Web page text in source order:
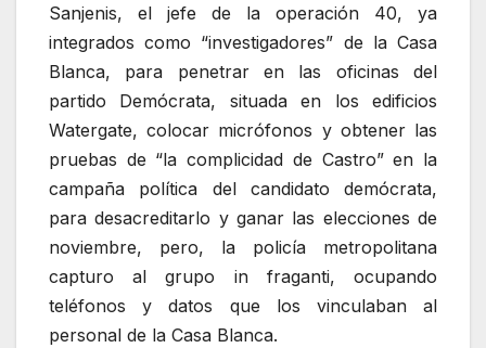
Sanjenis, el jefe de la operación 40, ya
integrados como “investigadores” de la Casa
Blanca, para penetrar en las oficinas del
partido Demócrata, situada en los edificios
Watergate, colocar micrófonos y obtener las
pruebas de “la complicidad de Castro” en la
campaña política del candidato demócrata,
para desacreditarlo y ganar las elecciones de
noviembre, pero, la policía metropolitana
capturo al grupo in fraganti, ocupando
teléfonos y datos que los vinculaban al
personal de la Casa Blanca.